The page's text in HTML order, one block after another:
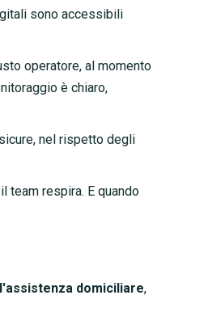
sono accessibili
operatore, al momento
è chiaro,
nel rispetto degli
team respira. E quando
domiciliare,